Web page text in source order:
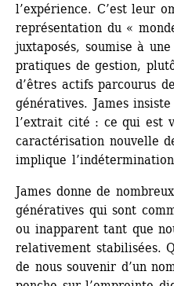
l’expérience. C’est leur
représentation du «
juxtaposés, soumise à
pratiques de gestion,
d’êtres actifs parcourus
génératives. James
l’extrait cité : ce qui est
caractérisation nouvelle
implique
James donne de
génératives qui sont
ou inapparent tant que
relativement stabilisées.
de nous souvenir d’un